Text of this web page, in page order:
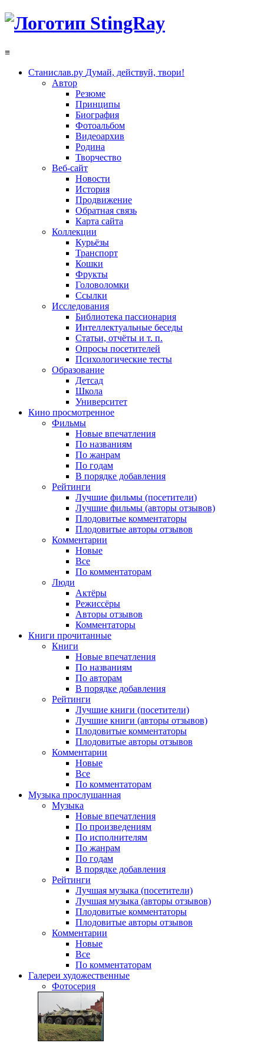
≡
Станислав.ру Думай, действуй, твори!
Автор
Резюме
Принципы
Биография
Фотоальбом
Видеоархив
Родина
Творчество
Веб-сайт
Новости
История
Продвижение
Обратная связь
Карта сайта
Коллекции
Курьёзы
Транспорт
Кошки
Фрукты
Головоломки
Ссылки
Исследования
Библиотека пассионария
Интеллектуальные беседы
Статьи, отчёты и т. п.
Опросы посетителей
Психологические тесты
Образование
Детсад
Школа
Университет
Кино просмотренное
Фильмы
Новые впечатления
По названиям
По жанрам
По годам
В порядке добавления
Рейтинги
Лучшие фильмы (посетители)
Лучшие фильмы (авторы отзывов)
Плодовитые комментаторы
Плодовитые авторы отзывов
Комментарии
Новые
Все
По комментаторам
Люди
Актёры
Режиссёры
Авторы отзывов
Комментаторы
Книги прочитанные
Книги
Новые впечатления
По названиям
По авторам
В порядке добавления
Рейтинги
Лучшие книги (посетители)
Лучшие книги (авторы отзывов)
Плодовитые комментаторы
Плодовитые авторы отзывов
Комментарии
Новые
Все
По комментаторам
Музыка прослушанная
Музыка
Новые впечатления
По произведениям
По исполнителям
По жанрам
По годам
В порядке добавления
Рейтинги
Лучшая музыка (посетители)
Лучшая музыка (авторы отзывов)
Плодовитые комментаторы
Плодовитые авторы отзывов
Комментарии
Новые
Все
По комментаторам
Галереи художественные
Фотосерия